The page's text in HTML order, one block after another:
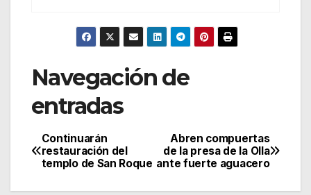
Navegación de
entradas
Abren compuertas
de la presa de la Olla
ante fuerte aguacero
Continuarán
restauración del
templo de San Roque